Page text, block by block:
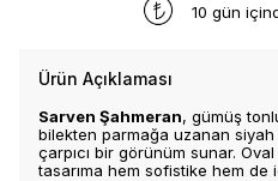
10 gün
Ürün Açıklaması
Sarven Şahmeran, gümüş
bilekten parmağa uzanan
çarpıcı bir görünüm sunar.
tasarıma hem sofistike hem de